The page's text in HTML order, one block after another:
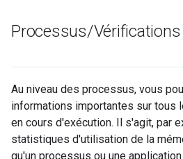
Processus/
Au niveau des processus, vous
informations importantes sur tous
en cours d'exécution. Il s'agit, par
statistiques d'utilisation de la
qu'un processus ou une